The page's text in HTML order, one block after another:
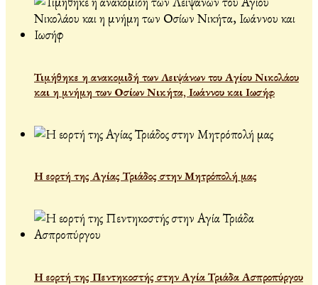
Τιμήθηκε η ανακομιδή των Λειψάνων του Αγίου Νικολάου
και η μνήμη των Οσίων Νικήτα, Ιωάννου και Ιωσήφ
Η εορτή της Αγίας Τριάδος στην Μητρόπολή μας
Η εορτή της Πεντηκοστής στην Αγία Τριάδα Ασπροπύργου